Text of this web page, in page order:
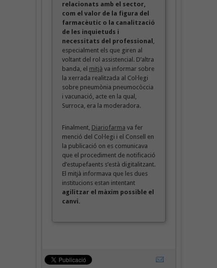
relacionats amb el sector,
com el valor de la figura del
farmacèutic o la canalització
de les inquietuds i
necessitats del professional ,
especialment els que giren al
voltant del rol assistencial. D’altra
banda, el mitjà va informar sobre
la xerrada realitzada al Col·legi
sobre pneumònia pneumocòccia
i vacunació, acte en la qual,
Surroca, era la moderadora.
Finalment, Diariofarma va fer
menció del Col·legi i el Consell en
la publicació on es comunicava
que el procediment de notificació
d’estupefaents s’està digitalitzant.
El mitjà informava que les dues
institucions estan intentant
agilitzar el màxim possible el
canvi.